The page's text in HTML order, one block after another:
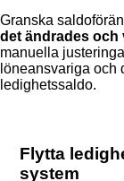
Granska
det ändrades och
manuella
löneansvariga och
ledighetssaldo.
Flytta
system